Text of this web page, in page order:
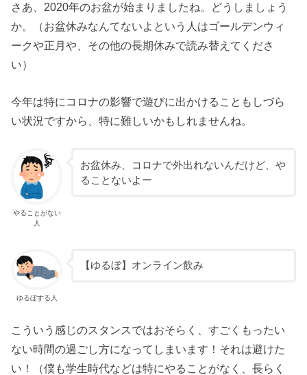
さあ、2020年のお盆が始まりましたね。どうしましょう
か。（お盆休みなんてないよという人はゴールデンウィ
ークや正月や、その他の長期休みで読み替えてくださ
い）
今年は特にコロナの影響で遊びに出かけることもしづら
い状況ですから、特に難しいかもしれませんね。
やることがない
人
お盆休み、コロナで外出れないんだけど、や
ることないよー
ゆるぼする人
【ゆるぼ】オンライン飲み
こういう感じのスタンスではおそらく、すごくもったい
ない時間の過ごし方になってしまいます！それは避けた
い！（僕も学生時代などは特にやることがなく、長らく